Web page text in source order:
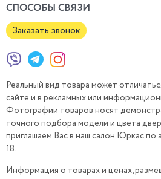
СПОСОБЫ СВЯЗИ
Заказать звонок
Реальный вид товара может
сайте и в рекламных или
Фотографии товаров носят
точного подбора модели и цвета
приглашаем Вас в наш салон Юркас по
18.
Информация о товарах и ценах,